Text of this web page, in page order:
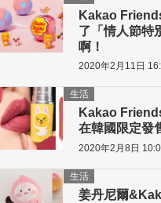
Kakao
了「情人節特
啊！
2020年2月11日
Kakao
在韓國限定發
生活
2020年2月8日
姜丹尼爾
生活